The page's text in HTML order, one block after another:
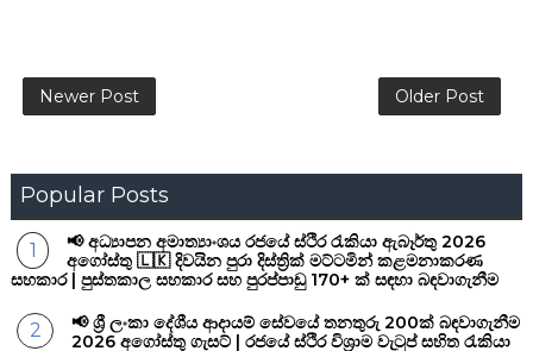
Newer Post Older Post
Popular Posts
📢 අධ්‍යාපන අමාත්‍යාංශය රජයේ ස්ථිර රැකියා ඇබෑර්තු 2026
අගෝස්තු 🇱🇰 දිවයින පුරා දිස්ත්‍රික් මට්ටමින් කළමනාකරණ
සහකාර | පුස්තකාල සහකාර සහ පුරප්පාඩු 170+ ක් සඳහා බඳවාගැනීම
📢 ශ්‍රී ලංකා දේශීය ආදායම් සේවයේ තනතුරු 200ක් බඳවාගැනීම
2026 අගෝස්තු ගැසට් | රජයේ ස්ථිර විශ්‍රාම වැටුප් සහිත රැකියා